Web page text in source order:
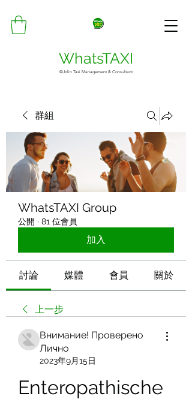
WhatsTAXI
©Jolin Taxi Management & Consultant
群組
WhatsTAXI Group
公開 · 81 位會員
加入
討論 媒體 會員 關於
上一步
Внимание! Проверено
Лично
2023年9月15日
Enteropathische